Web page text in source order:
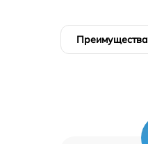
Преимущества